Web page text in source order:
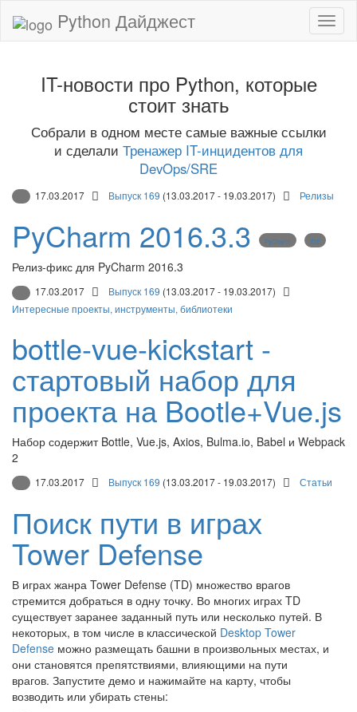
Python Дайджест
IT-новости про Python, которые
стоит знать
Собрали в одном месте самые важные ссылки
и сделали Тренажер IT-инцидентов для
DevOps/SRE
17.03.2017 Выпуск 169 (13.03.2017 - 19.03.2017) Релизы
PyCharm 2016.3.3 PyCharm IDE
Релиз-фикс для PyCharm 2016.3
17.03.2017 Выпуск 169 (13.03.2017 - 19.03.2017)
Интересные проекты, инструменты, библиотеки
bottle-vue-kickstart -
стартовый набор для
проекта на Bootle+Vue.js
Набор содержит Bottle, Vue.js, Axios, Bulma.io, Babel и Webpack
2
17.03.2017 Выпуск 169 (13.03.2017 - 19.03.2017) Статьи
Поиск пути в играх
Tower Defense
В играх жанра Tower Defense (TD) множество врагов
стремится добраться в одну точку. Во многих играх TD
существует заранее заданный путь или несколько путей. В
некоторых, в том числе в классической Desktop Tower
Defense можно размещать башни в произвольных местах, и
они становятся препятствиями, влияющими на пути
врагов. Запустите демо и нажимайте на карту, чтобы
возводить или убирать стены: